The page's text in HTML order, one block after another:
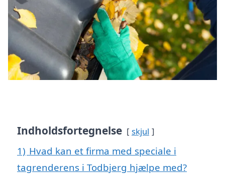
Indholdsfortegnelse skjul
1) Hvad kan et firma med speciale i
tagrenderens i Todbjerg hjælpe med?